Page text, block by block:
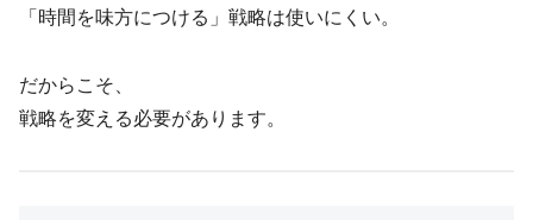
「時間を味方につける」戦略は使いにくい。
だからこそ、
戦略を変える必要があります。